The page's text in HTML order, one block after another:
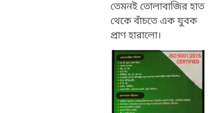
তেমনই তোলাবাজির হাত
থেকে বাঁচতে এক যুবক
প্রাণ হারালো।